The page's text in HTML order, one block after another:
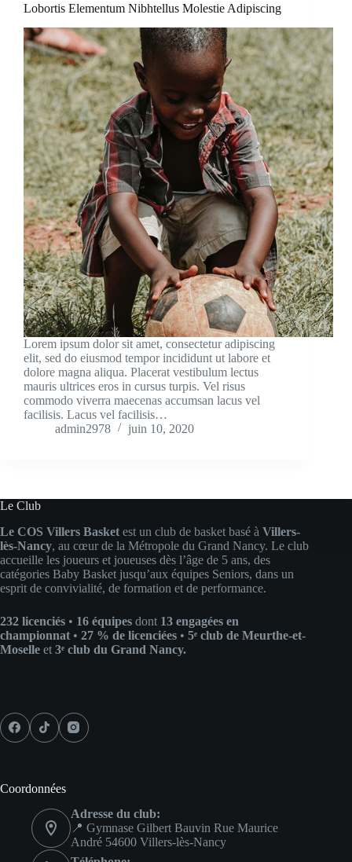
Lobortis Elementum Nibhtellus Molestie Adipiscing
Lorem ipsum dolor sit amet, consectetur adipiscing
elit, sed do eiusmod tempor incididunt ut labore et
dolore magna aliqua. Placerat vestibulum lectus
mauris ultrices eros in cursus turpis. Vel risus
commodo viverra maecenas accumsan lacus vel
facilisis. Lacus vel facilisis…
admin2978
juin 10, 2020
Le Club
Le COS Villers Basket est un club de basket basé à Villers-
lès-Nancy, au cœur de la Métropole du Grand Nancy. Le club
accueille les joueurs et joueuses dès l’âge de 5 ans, des
catégories Baby Basket jusqu’aux équipes Seniors, dans un
esprit de convivialité, de formation et de performance.
232 licenciés • 16 équipes dont 13 engagées en
championnat • 27 % de licenciées • 5ᵉ club de Meurthe-et-
Moselle et 3ᵉ club du Grand Nancy.
Coordonnées
Adresse du club:
📍 Gymnase Gilbert Bauvin Rue Maurice
André 54600 Villers-lès-Nancy